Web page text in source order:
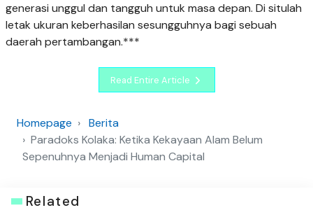
generasi unggul dan tangguh untuk masa depan. Di situlah
letak ukuran keberhasilan sesungguhnya bagi sebuah
daerah pertambangan.***
Read Entire Article
Homepage
Berita
Paradoks Kolaka: Ketika Kekayaan Alam Belum
Sepenuhnya Menjadi Human Capital
Related